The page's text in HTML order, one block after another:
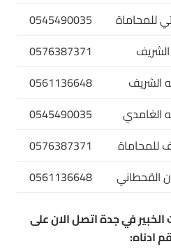
للمحاماة
0545490035
0576387371
الشريف
0561136648
الغامدي
0545490035
للمحاماة
0576387371
القحطاني
0561136648
في جدة اتصل الان على
ادناه: